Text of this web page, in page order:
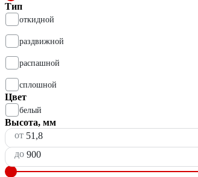
Тип
откидной
раздвижной
распашной
сплошной
Цвет
белый
Высота, мм
от
до